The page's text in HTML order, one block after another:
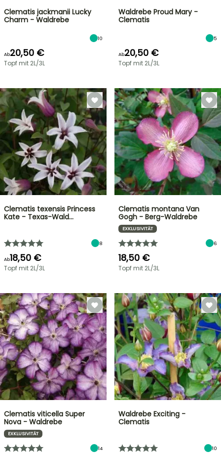
Clematis jackmanii Lucky
Charm - Waldrebe
10
Ab20,50 €
Topf mit 2L/3L
Waldrebe Proud Mary -
Clematis
5
Ab20,50 €
Topf mit 2L/3L
Clematis texensis Princess
Kate - Texas-Wald…
8
Ab18,50 €
Topf mit 2L/3L
Clematis montana Van
Gogh - Berg-Waldrebe
EXKLUSIVITÄT
6
18,50 €
Topf mit 2L/3L
Clematis viticella Super
Nova - Waldrebe
EXKLUSIVITÄT
14
Waldrebe Exciting -
Clematis
10